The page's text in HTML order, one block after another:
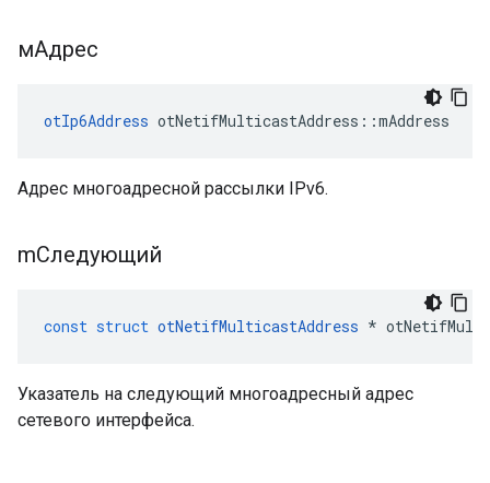
мАдрес
otIp6Address otNetifMulticastAddress ::mAddress
Адрес многоадресной рассылки IPv6.
mСледующий
const struct otNetifMulticastAddress *
Указатель на следующий многоадресный адрес
сетевого интерфейса.